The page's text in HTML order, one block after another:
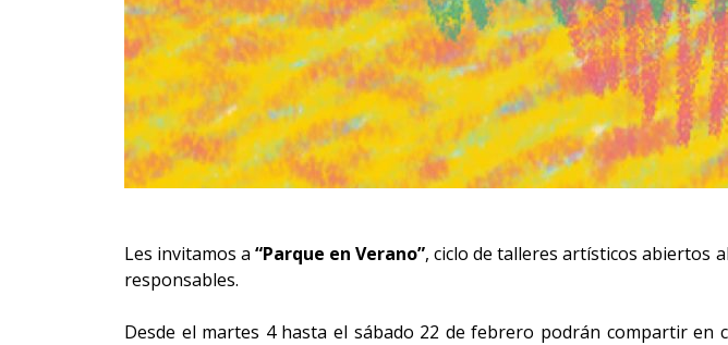
Les invitamos a“Parque en Verano”, ciclo de talleres artísticos abiertos
responsables.
Desde el martes 4 hasta el sábado 22 de febrero podrán compartir en